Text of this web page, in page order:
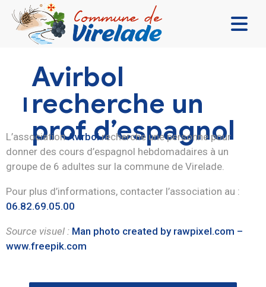
VIVRE ENSEMBLE
SE DIVERTIR
DÉCOUVRIR
CONTACT
Avirbol
recherche un
prof d’espagnol
L’associationAvirbolrecherche une personne pour
donner des cours d’espagnol hebdomadaires à un
groupe de 6 adultes sur la commune de Virelade.
Pour plus d’informations, contacter l’association au :
06.82.69.05.00
Source visuel : Man photo created by rawpixel.com –
www.freepik.com